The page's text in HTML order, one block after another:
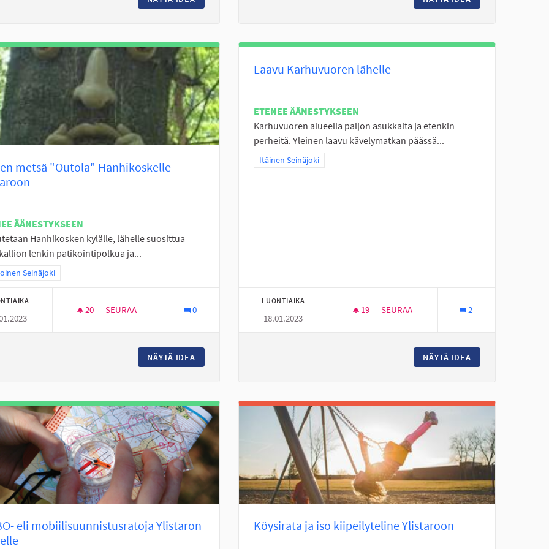
metsä "Outola" Hanhikoskelle
ÄÄNESTYKSEEN
Hanhikosken kylälle, lähelle suosittua
lenkin patikointipolkua ja...
tulokset teeman mukaan: Pohjoinen Seinäjoki
Seinäjoki
20 20 SEURAAJAA
SEURAA
AISTIEN METSÄ "OUTOLA" HANHIKOSKELLE YLISTAROON
0
NÄYTÄ IDEA AISTIEN METSÄ "OUTOLA" HANHIKOSKELLE YLISTAROON
Laavu Karhuvuoren lähelle
ETENEE ÄÄNESTYKSEEN
Karhuvuoren alueella paljon asukkaita ja etenkin
perheitä. Yleinen laavu kävelymatkan päässä...
Rajaa tulokset teeman mukaan: Itäinen Seinäjoki
Itäinen Seinäjoki
LUONTIAIKA
18.01.2023
19 19 SEURAAJAA
SEURAA 2
NÄYTÄ IDEA
eli mobiilisuunnistusratoja Ylistaron
Köysirata ja iso kiipeilyteline Ylistaroon